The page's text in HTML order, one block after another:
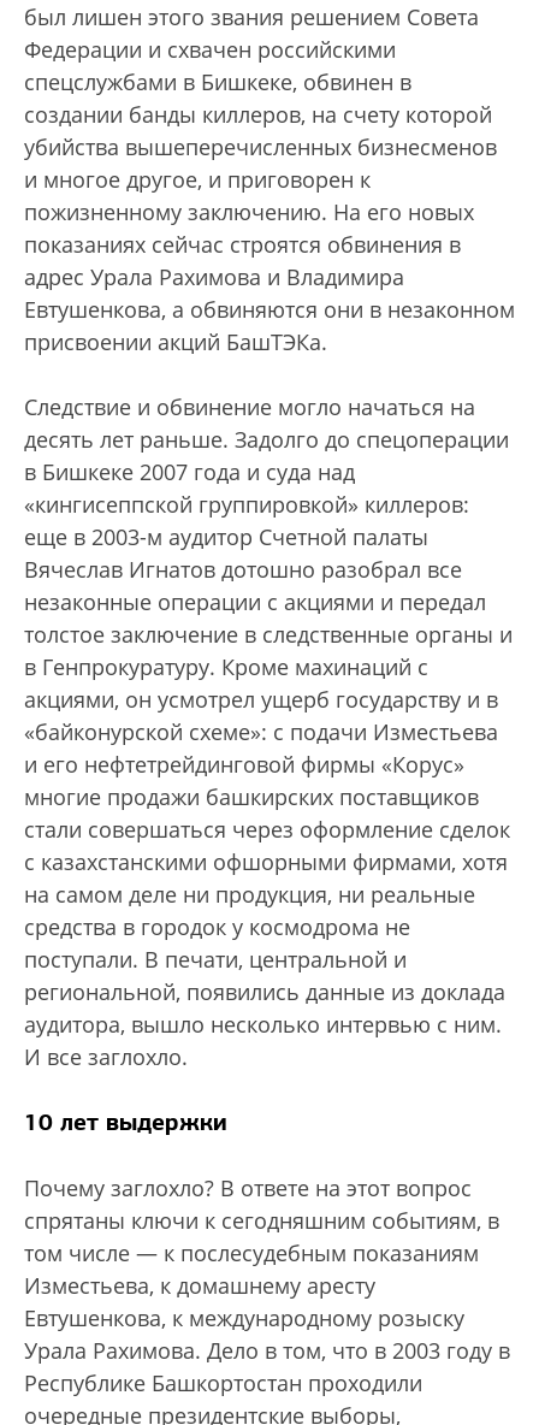
был лишен этого звания решением Совета
Федерации и схвачен российскими
спецслужбами в Бишкеке, обвинен в
создании банды киллеров, на счету которой
убийства вышеперечисленных бизнесменов
и многое другое, и приговорен к
пожизненному заключению. На его новых
показаниях сейчас строятся обвинения в
адрес Урала Рахимова и Владимира
Евтушенкова, а обвиняются они в незаконном
присвоении акций БашТЭКа.
Следствие и обвинение могло начаться на
десять лет раньше. Задолго до спецоперации
в Бишкеке 2007 года и суда над
«кингисеппской группировкой» киллеров:
еще в 2003-м аудитор Счетной палаты
Вячеслав Игнатов дотошно разобрал все
незаконные операции с акциями и передал
толстое заключение в следственные органы и
в Генпрокуратуру. Кроме махинаций с
акциями, он усмотрел ущерб государству и в
«байконурской схеме»: с подачи Изместьева
и его нефтетрейдинговой фирмы «Корус»
многие продажи башкирских поставщиков
стали совершаться через оформление сделок
с казахстанскими офшорными фирмами, хотя
на самом деле ни продукция, ни реальные
средства в городок у космодрома не
поступали. В печати, центральной и
региональной, появились данные из доклада
аудитора, вышло несколько интервью с ним.
И все заглохло.
10 лет выдержки
Почему заглохло? В ответе на этот вопрос
спрятаны ключи к сегодняшним событиям, в
том числе — к послесудебным показаниям
Изместьева, к домашнему аресту
Евтушенкова, к международному розыску
Урала Рахимова. Дело в том, что в 2003 году в
Республике Башкортостан проходили
очередные президентские выборы,